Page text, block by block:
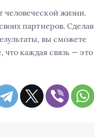
жизни.
партнеров. Сделав
вы сможете
каждая связь — это